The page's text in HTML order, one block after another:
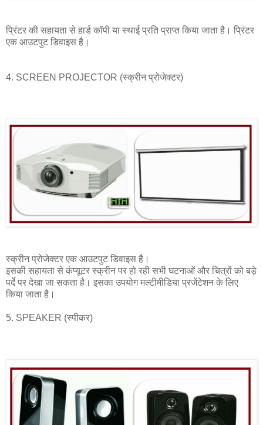
प्रिंटर की सहायता से हार्ड कॉपी या स्थाई प्रति प्राप्त किया जाता है। प्रिंटर
एक आउटपुट डिवाइस है।
4. SCREEN PROJECTOR (स्क्रीन प्रोजेक्टर)
स्क्रीन प्रोजेक्टर एक आउटपुट डिवाइस है।
इसकी सहायता से कंप्यूटर स्क्रीन पर हो रही सभी घटनाओं और चित्रों को बड़े
पर्दे पर देखा जा सकता है। इसका उपयोग मल्टीमीडिया प्रजेंटेशन के लिए
किया जाता है।
5. SPEAKER (स्पीकर)